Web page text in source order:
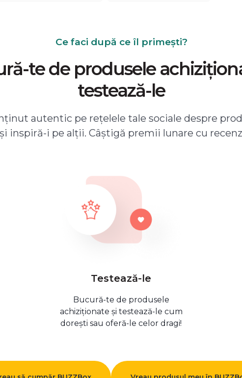
Ce faci după ce îl primești?
te de produsele
testează-le
autentic pe rețelele tale sociale despre
inspiră-i pe alții. Câștigă premii lunare cu
Testează-le
Bucură-te de produsele
achiziționate și testează-le cum
dorești sau oferă-le celor dragi!